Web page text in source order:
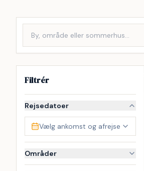
Filtrér
Rejsedatoer
Vælg ankomst og afrejse
Områder